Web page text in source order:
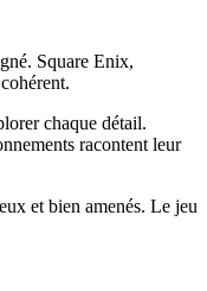
Square Enix,
chaque détail.
racontent leur
et bien amenés. Le jeu